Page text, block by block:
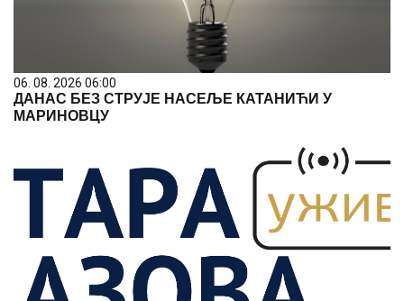
06. 08. 2026 06:00
ДАНАС БЕЗ СТРУЈЕ НАСЕЉЕ КАТАНИЋИ У
МАРИНОВЦУ